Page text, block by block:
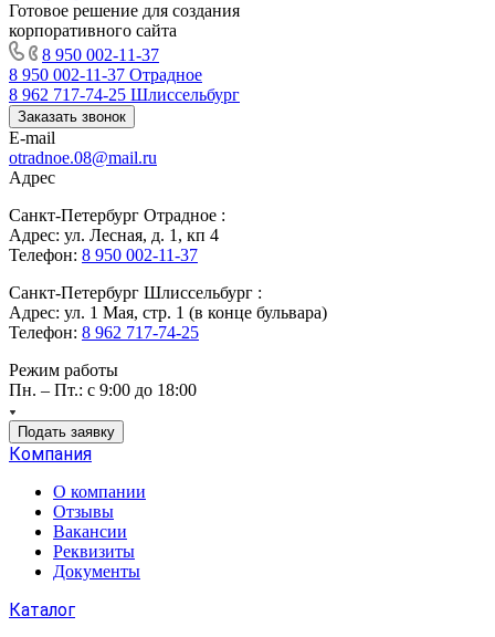
Готовое решение для создания
корпоративного сайта
8 950 002-11-37
8 950 002-11-37 Отрадное
8 962 717-74-25 Шлиссельбург
Заказать звонок
E-mail
otradnoe.08@mail.ru
Адрес
Санкт-Петербург Отрадное :
Адрес: ул. Лесная, д. 1, кп 4
Телефон: 8 950 002-11-37
Санкт-Петербург Шлиссельбург :
Адрес: ул. 1 Мая, стр. 1 (в конце бульвара)
Телефон: 8 962 717-74-25
Режим работы
Пн. – Пт.: с 9:00 до 18:00
Подать заявку
Компания
О компании
Отзывы
Вакансии
Реквизиты
Документы
Каталог